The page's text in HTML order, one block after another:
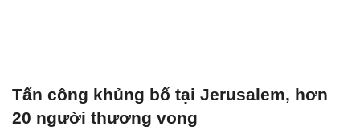
Tấn công khủng bố tại Jerusalem, hơn
20 người thương vong